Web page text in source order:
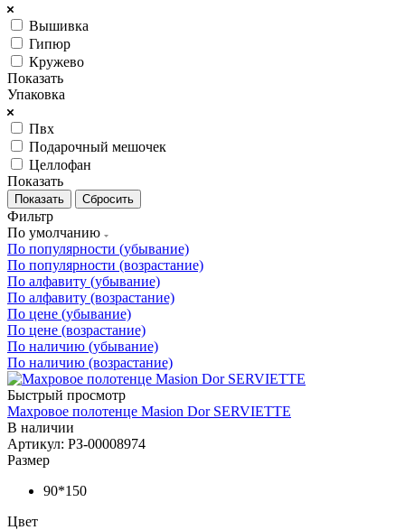
Вышивка
Гипюр
Кружево
Показать
Упаковка
Пвх
Подарочный мешочек
Целлофан
Показать
Сбросить
Фильтр
По умолчанию
По популярности (убывание)
По популярности (возрастание)
По алфавиту (убывание)
По алфавиту (возрастание)
По цене (убывание)
По цене (возрастание)
По наличию (убывание)
По наличию (возрастание)
Быстрый просмотр
Махровое полотенце Masion Dor SERVIETTE
В наличии
Артикул: РЗ-00008974
Размер
90*150
Цвет